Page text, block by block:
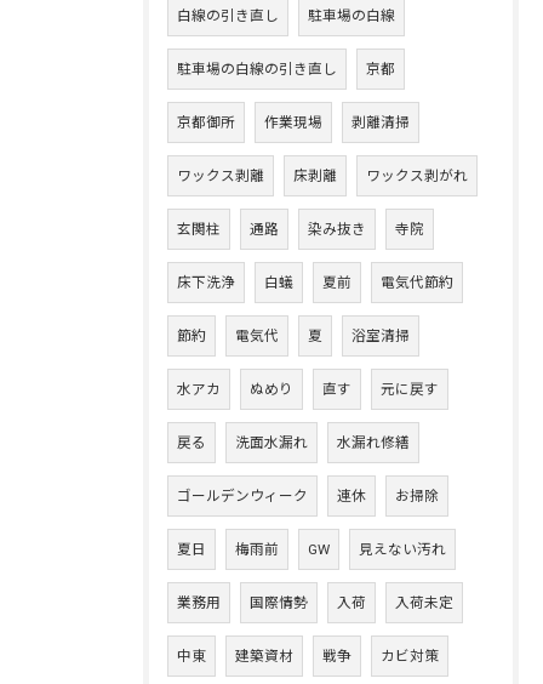
白線の引き直し 駐車場の白線
駐車場の白線の引き直し 京都
京都御所 作業現場 剥離清掃
ワックス剥離 床剥離 ワックス剥がれ
玄関柱 通路 染み抜き 寺院
床下洗浄 白蟻 夏前 電気代節約
節約 電気代 夏 浴室清掃
水アカ ぬめり 直す 元に戻す
戻る 洗面水漏れ 水漏れ修繕
ゴールデンウィーク 連休 お掃除
夏日 梅雨前 GW 見えない汚れ
業務用 国際情勢 入荷 入荷未定
中東 建築資材 戦争 カビ対策